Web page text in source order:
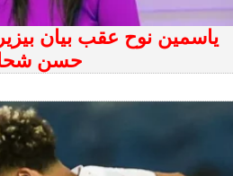
ياسمين نوح عقب بيان
حسن